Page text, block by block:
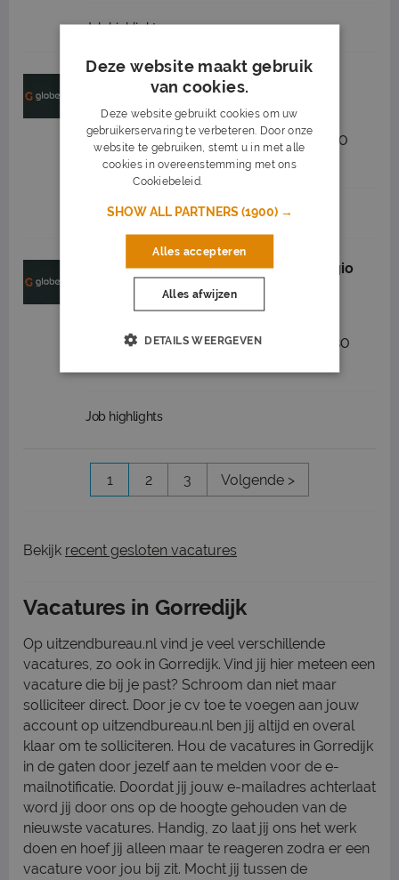
Job highlights
Opperman regio Heerenveen
Globen Heerenveen (11 km)
2.450 tot 3.250 32 - 40 uur
MBO
nieuw
Job highlights
Vakantiekracht groenvoorziening regio
Heerenveen
Heerenveen (11 km)
2.450 tot 3.050 32 - 40 uur
MBO
Job highlights
1 2 3 Volgende >
Bekijk recent gesloten vacatures
Vacatures in Gorredijk
Op uitzendbureau.nl vind je veel verschillende
vacatures, zo ook in Gorredijk. Vind jij hier meteen een
vacature die bij je past? Schroom dan niet maar
solliciteer direct. Door je cv toe te voegen aan jouw
account op uitzendbureau.nl ben jij altijd en overal
klaar om te solliciteren. Hou de vacatures in Gorredijk
in de gaten door jezelf aan te melden voor de e-
mailnotificatie. Doordat jij jouw e-mailadres achterlaat
word jij door ons op de hoogte gehouden van de
nieuwste vacatures. Handig, zo laat jij ons het werk
doen en hoef jij alleen maar te reageren zodra er een
vacature voor jou bij zit. Mocht jij tussen de
Deze website maakt gebruik
van cookies.
Deze website gebruikt cookies om uw
gebruikerservaring te verbeteren. Door onze
website te gebruiken, stemt u in met alle
cookies in overeenstemming met ons
Cookiebeleid.
SHOW ALL PARTNERS(1900) →
Alles accepteren
Alles afwijzen
DETAILS WEERGEVEN